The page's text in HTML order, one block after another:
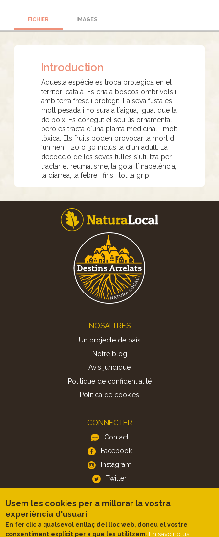
FICHIER IMAGES
Introduction
Aquesta espècie es troba protegida en el
territori català. Es cria a boscos ombrívols i
amb terra fresc i protegit. La seva fusta és
molt pesada i no sura a l´aigua, igual que la
de boix. Es conegut el seu ús ornamental,
però es tracta d´una planta medicinal i molt
tòxica. Els fruits poden provocar la mort d
´un nen, i 20 o 30 inclús la d´un adult. La
decocció de les seves fulles s´utilitza per
tractar el reumatisme, la gota, l´inapetència,
la diarrea, la febre i fins i tot la grip.
NOSALTRES
Un projecte de país
Notre blog
Avis juridique
Politique de confidentialité
Politica de cookies
CONNECTER
Contact
Facebook
Instagram
Twitter
APP
iOS
Android
Usem les cookies per a millorar la vostra
experiència d'usuari
En fer clic a qualsevol enllaç del lloc web, doneu el vostre
consentiment explícit per a que les utilitzem. En savoir plus